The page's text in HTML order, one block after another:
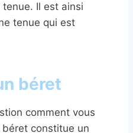
Il est ainsi
tenue qui est
béret
comment vous
constitue un